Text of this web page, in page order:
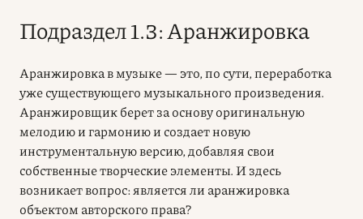
Подраздел 1.3: Аранжировка
Аранжировка в музыке — это, по сути, переработка
уже существующего музыкального произведения.
Аранжировщик берет за основу оригинальную
мелодию и гармонию и создает новую
инструментальную версию, добавляя свои
собственные творческие элементы. И здесь
возникает вопрос: является ли аранжировка
объектом авторского права?